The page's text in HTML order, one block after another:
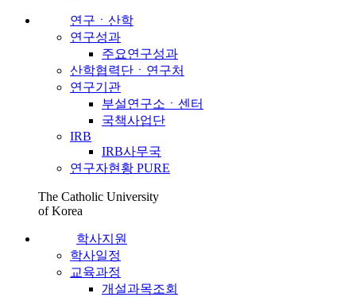
연구ㆍ산학
연구성과
주요연구성과
산학협력단ㆍ연구처
연구기관
부설연구소ㆍ센터
국책사업단
IRB
IRB사무국
연구자현황 PURE
The Catholic University
of Korea
학사지원
학사일정
교육과정
개설과목조회